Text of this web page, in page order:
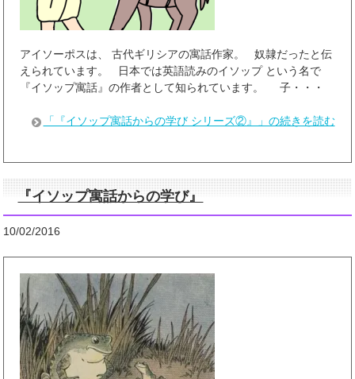
アイソーポスは、 古代ギリシアの寓話作家。 奴隷だったと伝
えられています。 日本では英語読みのイソップ という名で
『イソップ寓話』の作者として知られています。 子・・・
「『イソップ寓話からの学び シリーズ②』」の続きを読む
『イソップ寓話からの学び』
10/02/2016